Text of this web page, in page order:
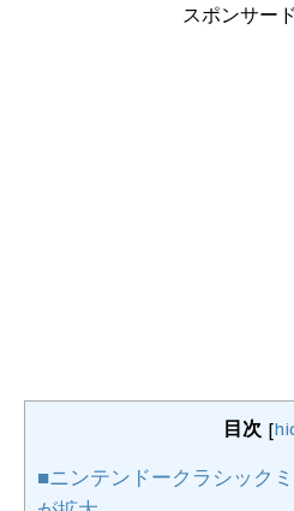
スポンサー
目次 [
■ニンテンドークラシック